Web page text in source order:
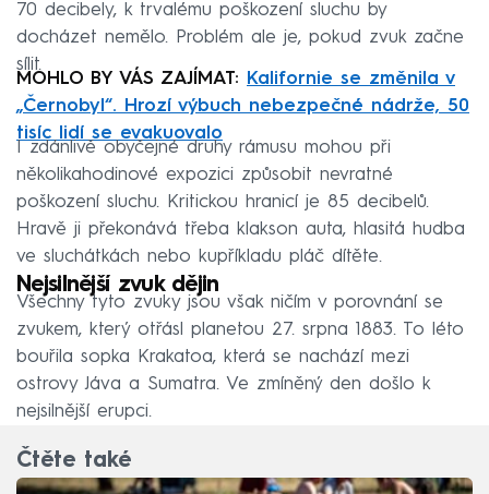
70 decibely, k trvalému poškození sluchu by
docházet nemělo. Problém ale je, pokud zvuk začne
sílit.
MOHLO BY VÁS ZAJÍMAT: Kalifornie se změnila v
„Černobyl“. Hrozí výbuch nebezpečné nádrže, 50
tisíc lidí se evakuovalo
I zdánlivě obyčejné druhy rámusu mohou při
několikahodinové expozici způsobit nevratné
poškození sluchu. Kritickou hranicí je 85 decibelů.
Hravě ji překonává třeba klakson auta, hlasitá hudba
ve sluchátkách nebo kupříkladu pláč dítěte.
Nejsilnější zvuk dějin
Všechny tyto zvuky jsou však ničím v porovnání se
zvukem, který otřásl planetou 27. srpna 1883. To léto
bouřila sopka Krakatoa, která se nachází mezi
ostrovy Jáva a Sumatra. Ve zmíněný den došlo k
nejsilnější erupci.
Čtěte také